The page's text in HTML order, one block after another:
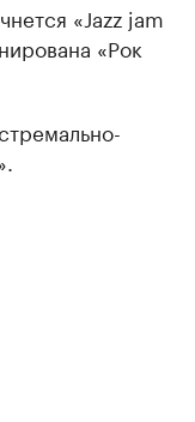
«Jazz jam
«Рок